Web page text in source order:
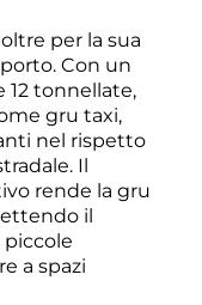
per la sua
Con un
12 tonnellate,
gru taxi,
nel rispetto
Il
rende la gru
il
a spazi